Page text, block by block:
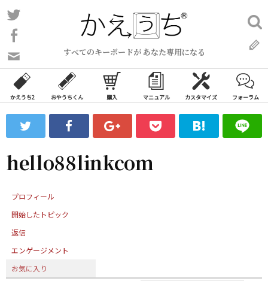
コ
ン
ン
ツ
ス
ッ
プ
すべてのキーボードが あなた専用になる
い
合
わ
フ
ォ
ム
検
索:
かえうち2 おやうちくん 購入 マニュアル カスタマイズ フォーラム
hello88linkcom
プロフィール
開始したトピック
返信
エンゲージメント
お気に入り